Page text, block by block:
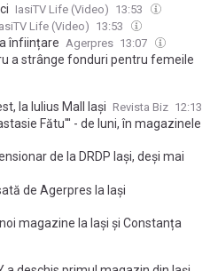
IasiTV Life (Video) 13:53
Life (Video) 13:53
înființare Agerpres 13:07
a strânge fonduri pentru femeile
este că nu sunt singure. Există
la Iulius Mall Iași Revista Biz 12:13
Fătu''' - de luni, în magazinele
de la DRDP Iași, deși mai
de Agerpres la Iași
magazine la Iași și Constanța